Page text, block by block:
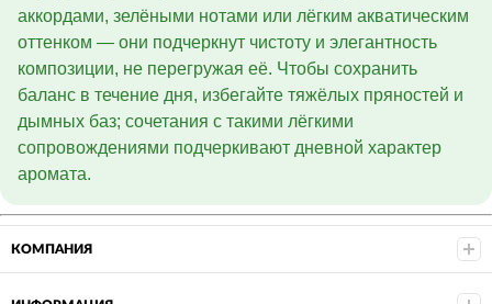
аккордами, зелёными нотами или лёгким акватическим
оттенком — они подчеркнут чистоту и элегантность
композиции, не перегружая её. Чтобы сохранить
баланс в течение дня, избегайте тяжёлых пряностей и
дымных баз; сочетания с такими лёгкими
сопровождениями подчеркивают дневной характер
аромата.
КОМПАНИЯ